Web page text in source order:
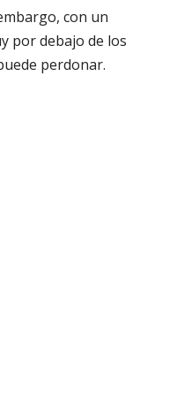
con un
por debajo de los
perdonar.